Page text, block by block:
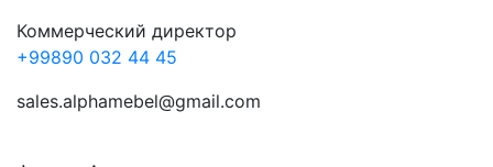
Коммерческий директор
+99890 032 44 45
sales.alphamebel@gmail.com